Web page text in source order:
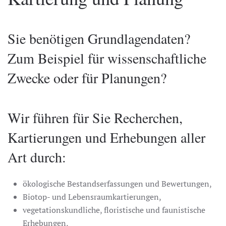
Sie benötigen Grundlagendaten?
Zum Beispiel für wissenschaftliche
Zwecke oder für Planungen?
Wir führen für Sie Recherchen,
Kartierungen und Erhebungen aller
Art durch:
ökologische Bestandserfassungen und Bewertungen,
Biotop- und Lebensraumkartierungen,
vegetationskundliche, floristische und faunistische
Erhebungen,